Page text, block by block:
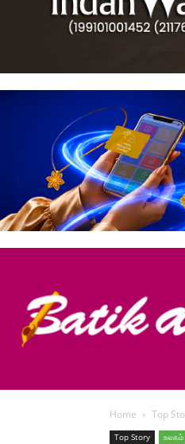
Home Top
Top Story உலகம்